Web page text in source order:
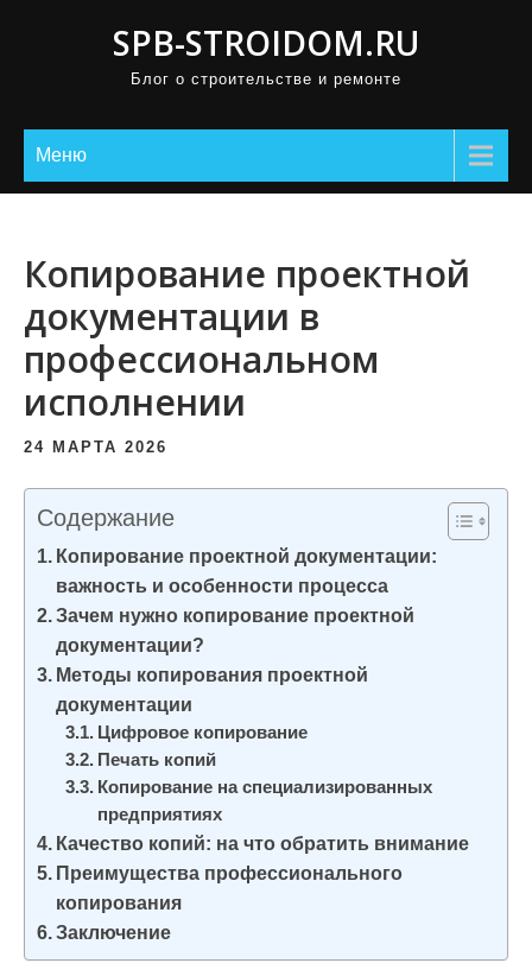
SPB-STROIDOM.RU
Блог о строительстве и ремонте
Меню
Копирование проектной
документации в
профессиональном
исполнении
24 МАРТА 2026
Содержание
Копирование проектной документации:
важность и особенности процесса
Зачем нужно копирование проектной
документации?
Методы копирования проектной
документации
Цифровое копирование
Печать копий
Копирование на специализированных
предприятиях
Качество копий: на что обратить внимание
Преимущества профессионального
копирования
Заключение